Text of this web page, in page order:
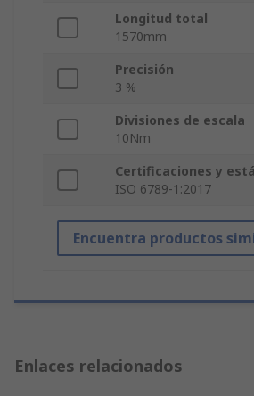
Longitud total
1570mm
Precisión
3 %
Divisiones de escala
10Nm
Certificaciones y
ISO 6789-1:2017
Encuentra productos
Enlaces relacionados